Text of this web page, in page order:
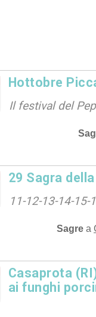
Hottobre
Il festival del
29 Sagra
11-12-13-14-
Sagre a
Casaprota
ai funghi